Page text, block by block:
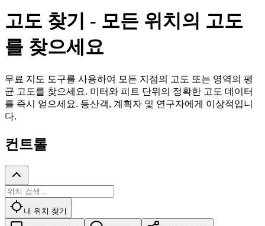
고도 찾기 - 모든 위치의 고도
를 찾으세요
무료 지도 도구를 사용하여 모든 지점의 고도 또는 영역의 평
균 고도를 찾으세요. 미터와 피트 단위의 정확한 고도 데이터
를 즉시 얻으세요. 등산객, 계획자 및 연구자에게 이상적입니
다.
컨트롤
내 위치 찾기